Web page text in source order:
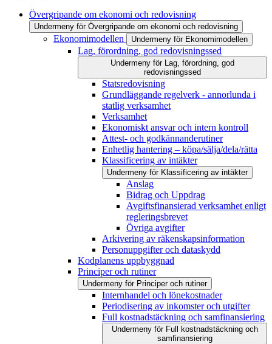
Övergripande om ekonomi och redovisning
Undermeny för Övergripande om ekonomi och redovisning
Ekonomimodellen Undermeny för Ekonomimodellen
Lag, förordning, god redovisningssed
Undermeny för Lag, förordning, god
redovisningssed
Statsredovisning
Grundläggande regelverk - annorlunda i
statlig verksamhet
Verksamhet
Ekonomiskt ansvar och intern kontroll
Attest- och godkännanderutiner
Enhetlig hantering – köpa/sälja/dela/rätta
Klassificering av intäkter
Undermeny för Klassificering av intäkter
Anslag
Bidrag och Uppdrag
Avgiftsfinansierad verksamhet enligt
regleringsbrevet
Övriga avgifter
Arkivering av räkenskapsinformation
Personuppgifter och dataskydd
Kodplanens uppbyggnad
Principer och rutiner
Undermeny för Principer och rutiner
Internhandel och lönekostnader
Periodisering av inkomster och utgifter
Full kostnadstäckning och samfinansiering
Undermeny för Full kostnadstäckning och
samfinansiering